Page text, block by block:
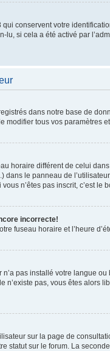
conservent votre
lu, si cela a été activé par
dans notre base de
modifier tous vos paramètres
horaire différent de celui
dans le panneau de
n’êtes pas inscrit, c’est le
incorrecte!
fuseau horaire et l’heure
pas installé votre langue
n’existe pas, vous êtes
sur la page de
statut sur le forum. La